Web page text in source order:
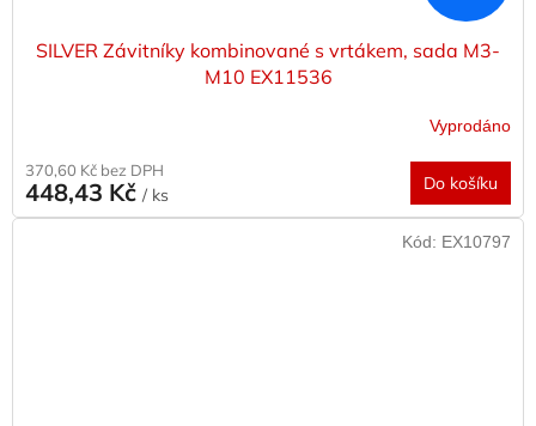
SILVER Závitníky kombinované s vrtákem, sada M3-
M10 EX11536
Vyprodáno
370,60 Kč bez DPH
448,43 Kč / ks
Do košíku
Kód: EX10797